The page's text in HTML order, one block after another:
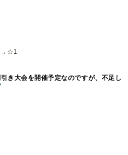
き大会を開催予定なのですが、不足し